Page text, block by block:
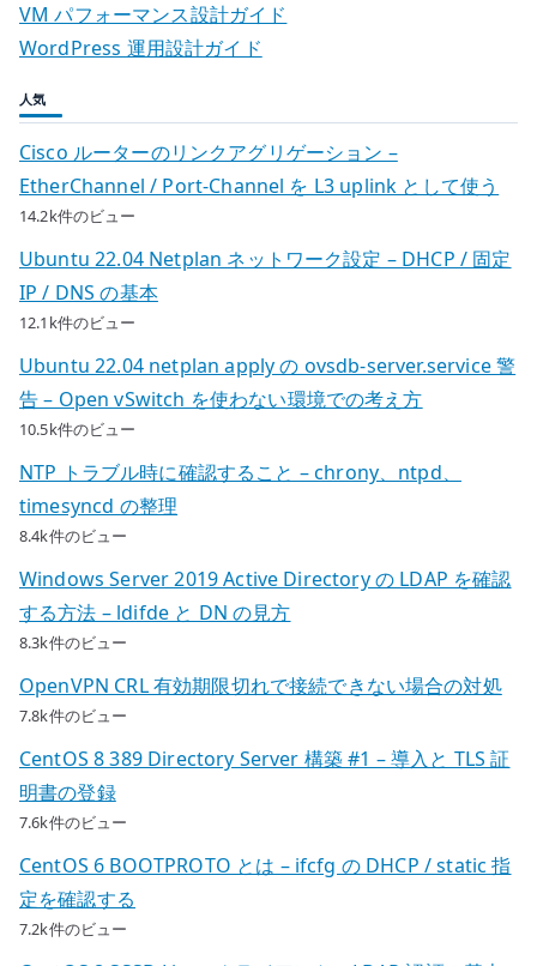
VM パフォーマンス設計ガイド
WordPress 運用設計ガイド
人気
Cisco ルーターのリンクアグリゲーション –
EtherChannel / Port-Channel を L3 uplink として使う
14.2k件のビュー
Ubuntu 22.04 Netplan ネットワーク設定 – DHCP / 固定
IP / DNS の基本
12.1k件のビュー
Ubuntu 22.04 netplan apply の ovsdb-server.service 警
告 – Open vSwitch を使わない環境での考え方
10.5k件のビュー
NTP トラブル時に確認すること – chrony、ntpd、
timesyncd の整理
8.4k件のビュー
Windows Server 2019 Active Directory の LDAP を確認
する方法 – ldifde と DN の見方
8.3k件のビュー
OpenVPN CRL 有効期限切れで接続できない場合の対処
7.8k件のビュー
CentOS 8 389 Directory Server 構築 #1 – 導入と TLS 証
明書の登録
7.6k件のビュー
CentOS 6 BOOTPROTO とは – ifcfg の DHCP / static 指
定を確認する
7.2k件のビュー